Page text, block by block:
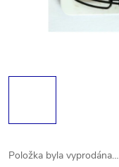
Položka byla vyprodána…